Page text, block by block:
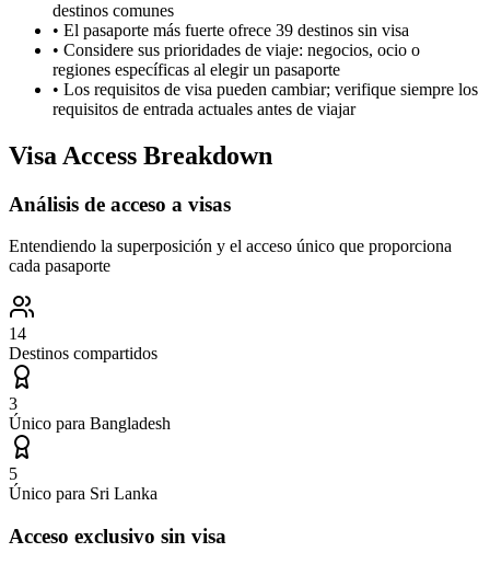
destinos comunes
• El pasaporte más fuerte ofrece 39 destinos sin visa
• Considere sus prioridades de viaje: negocios, ocio o
regiones específicas al elegir un pasaporte
• Los requisitos de visa pueden cambiar; verifique siempre los
requisitos de entrada actuales antes de viajar
Visa Access Breakdown
Análisis de acceso a visas
Entendiendo la superposición y el acceso único que proporciona
cada pasaporte
14
Destinos compartidos
3
Único para Bangladesh
5
Único para Sri Lanka
Acceso exclusivo sin visa